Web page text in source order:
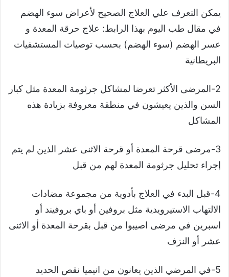
يمكن التعرف علي العلاج الصحيح لأعراض سوء الهضم
في مقال طب اليوم بهذا الرابط: علاج حرقة المعدة و
عسر الهضم (سوء الهضم) بحسب توصيات المستشفيات
البريطانية
2-المرضى الأكثر تعرضا لمشاكل جرثومة المعدة مثل كبار
السن والذين يعيشون في منطقة معروفة بزيادة هذه
المشاكل
3-مرضى قرحة المعدة أو قرحة الاثنى عشر الذين لم يتم
إجراء تحليل جرثومة المعدة لهم من قبل
4-قبل البدء في العلاج بأدوية من مجموعة مضادات
الالتهاب الاستيرويدية مثل بروفين أو باي بروفيند أو
اسبرين في مرضى اصيبوا من قبل بقرحة المعدة أو الاثنى
عشر أو النزف
5-في المرضي الذين يعانون من انيميا نقص الحديد